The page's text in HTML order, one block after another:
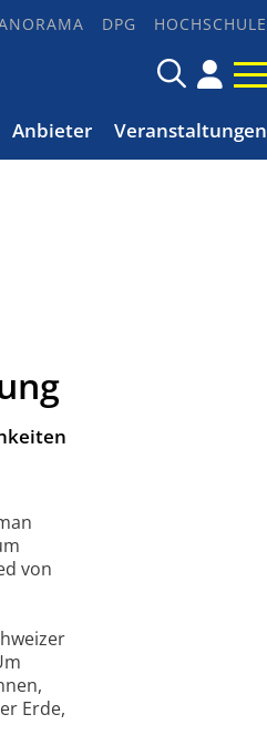
DPG HOCHSCHULE
Anbieter Veranstaltungen
von
Erde,